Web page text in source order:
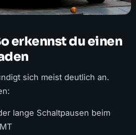
erkennst du einen
sich meist deutlich an.
lange Schaltpausen beim